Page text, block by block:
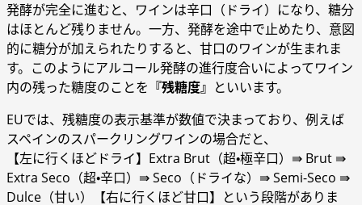
発酵が完全に進むと、ワインは辛口（ドライ）になり、糖分
はほとんど残りません。一方、発酵を途中で止めたり、意図
的に糖分が加えられたりすると、甘口のワインが生まれま
す。このようにアルコール発酵の進行度合いによってワイン
内の残った糖度のことを 『残糖度』 といいます。
EUでは、残糖度の表示基準が数値で決まっており、例えば
スペインのスパークリングワインの場合だと、
【左に行くほどドライ】Extra Brut（超・極辛口）⇛ Brut ⇛
Extra Seco（超・辛口）⇛ Seco（ドライな）⇛ Semi-Seco ⇛
Dulce（甘い）【右に行くほど甘口】という段階がありま